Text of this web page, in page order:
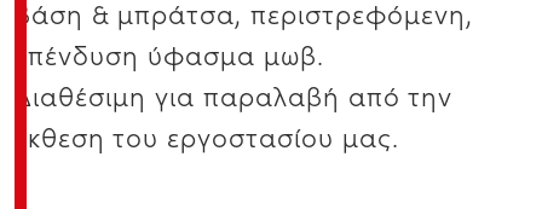
βάση & μπράτσα, περιστρεφόμενη,
επένδυση ύφασμα μωβ.
Διαθέσιμη για παραλαβή από την
έκθεση του εργοστασίου μας.